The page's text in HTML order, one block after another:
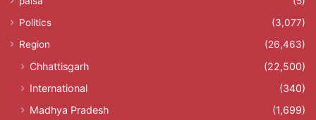
Politics
(3,077)
Region
(26,463)
Chhattisgarh
(22,500)
International
(340)
Madhya Pradesh
(1,699)